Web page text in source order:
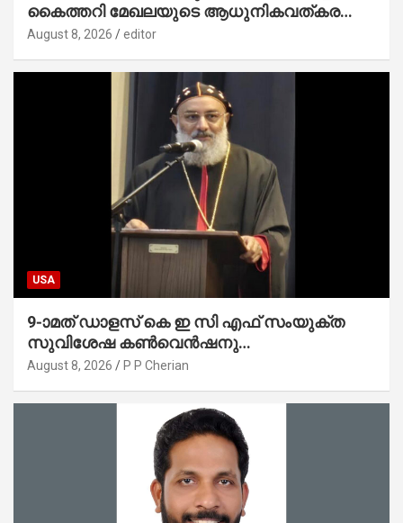
കൈത്തറി മേഖലയുടെ ആധുനികവത്കരണം
സാധ്യമാക്കും : ഡെപ്യൂട്ടി സ്പീക്കർ
August 8, 2026 editor
USA
9-ാമത് ഡാളസ് കെ ഇ സി എഫ് സംയുക്ത
സുവിശേഷ കൺവെൻഷനു
പ്രാർത്ഥനാനിർഭരമായ തുടക്കം
August 8, 2026 P P Cherian